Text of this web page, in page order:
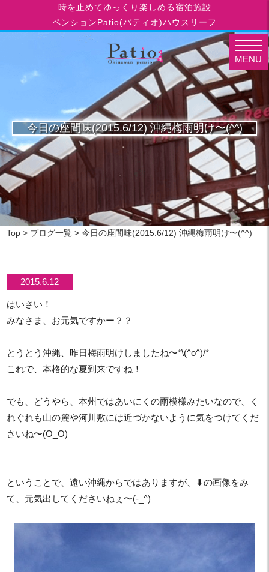
時を止めてゆっくり楽しめる宿泊施設
ペンションPatio(パティオ)ハウスリーフ
今日の座間味(2015.6/12) 沖縄梅雨明け〜(^^)
Top > ブログ一覧 > 今日の座間味(2015.6/12) 沖縄梅雨明け〜(^^)
2015.6.12
はいさい！
みなさま、お元気ですかー？？
とうとう沖縄、昨日梅雨明けしましたね〜*\(^o^)/*
これで、本格的な夏到来ですね！
でも、どうやら、本州ではあいにくの雨模様みたいなので、く
れぐれも山の麓や河川敷には近づかないように気をつけてくだ
さいね〜(O_O)
ということで、遠い沖縄からではありますが、⬇︎の画像をみ
て、元気出してくださいねぇ〜(-_^)
MENU